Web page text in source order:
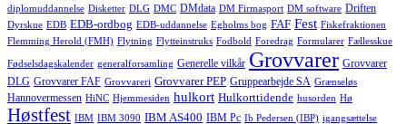
diplomuddannelse Disketter DLG DMC DMdata DM Firmasport DM software Driften
Dyrskue EDB EDB-ordbog EDB-uddannelse Egholms bog FAF Fest Fiskefraktionen
Flemming Herold (FMH) Flytning Flytteinstruks Fodbold Foredrag Formularer Fællesskue
Fødselsdagskalender generalforsamling Generelle vilkår Grovvarer Grovvarer
DLG Grovvarer FAF Grovvareri Grovvarer PEP Gruppearbejde SA Grænseløs
Hannovermessen HiNC Hjemmesiden hulkort Hulkorttidende husorden Hø
Høstfest IBM IBM 3090 IBM AS400 IBM Pc Ib Pedersen (IBP) igangsættelse